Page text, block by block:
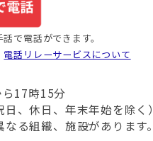
で電話ができます。
電話リレーサービスについて
17時15分
日、休日、年末年始を除く
る組織、施設があります